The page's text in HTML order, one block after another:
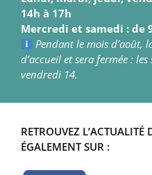
14h à 17h
Mercredi et samedi : de
Pendant le mois d’août,
d’accueil et sera fermée :
vendredi 14.
RETROUVEZ
ÉGALEMENT SUR :